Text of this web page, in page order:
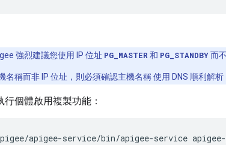
強烈建議您使用 IP 位址 PG_MASTER 和 PG_STANDBY而
名稱而非 IP 位址，則必須確認主機名稱 使用 DNS 順利解析
行個體啟用複製功能：
apigee-service/bin/apigee-service